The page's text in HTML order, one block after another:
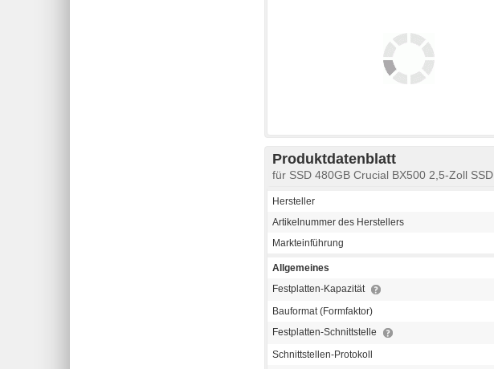
Produktdatenblatt
für SSD 480GB Crucial BX500 2,5-Zoll SSD
Hersteller
Artikelnummer des Herstellers
Markteinführung
Allgemeines
Festplatten-Kapazität
Bauformat (Formfaktor)
Festplatten-Schnittstelle
Schnittstellen-Protokoll